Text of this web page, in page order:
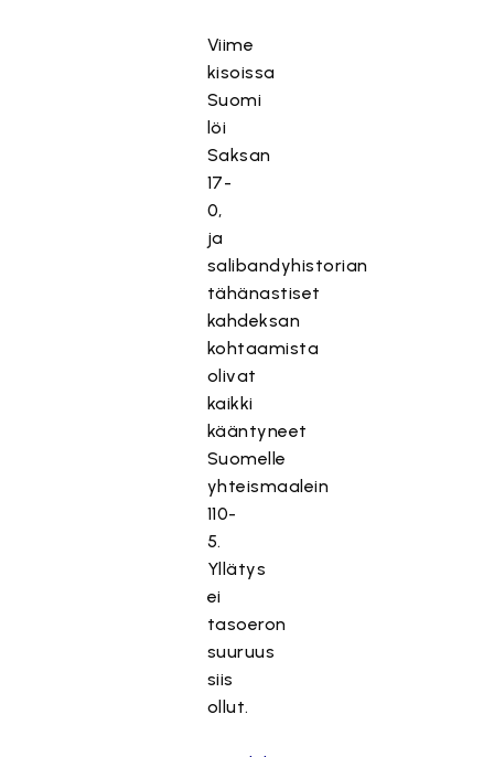
Viime
kisoissa
Suomi
löi
Saksan
17-
0,
ja
salibandyhistorian
tähänastiset
kahdeksan
kohtaamista
olivat
kaikki
kääntyneet
Suomelle
yhteismaalein
110-
5.
Yllätys
ei
tasoeron
suuruus
siis
ollut.